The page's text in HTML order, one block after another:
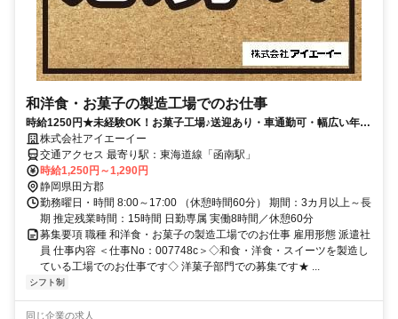
和洋食・お菓子の製造工場でのお仕事
時給1250円★未経験OK！お菓子工場♪送迎あり・車通勤可・幅広い年代
活躍中◎
株式会社アイエーイー
交通アクセス 最寄り駅：東海道線「函南駅」
時給1,250円～1,290円
静岡県田方郡
勤務曜日・時間 8:00～17:00 （休憩時間60分） 期間：3カ月以上～長
期 推定残業時間：15時間 日勤専属 実働8時間／休憩60分
募集要項 職種 和洋食・お菓子の製造工場でのお仕事 雇用形態 派遣社
員 仕事内容 ＜仕事No：007748c＞◇和食・洋食・スイーツを製造し
ている工場でのお仕事です◇ 洋菓子部門での募集です★ ...
シフト制
同じ企業の求人